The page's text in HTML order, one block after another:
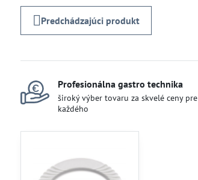
Predchádzajúci produkt
Profesionálna gastro technika
široký výber tovaru za skvelé ceny pre
každého